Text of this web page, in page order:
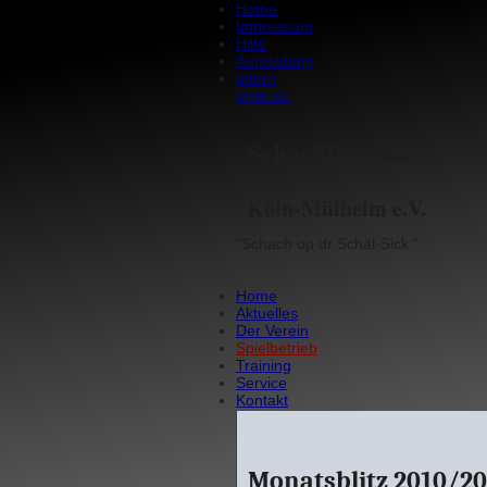
Home
Impressum
Hilfe
Anmeldung
Intern
sfkm.de
Home
Aktuelles
Der Verein
Spielbetrieb
Training
Service
Kontakt
Monatsblitz 2010/